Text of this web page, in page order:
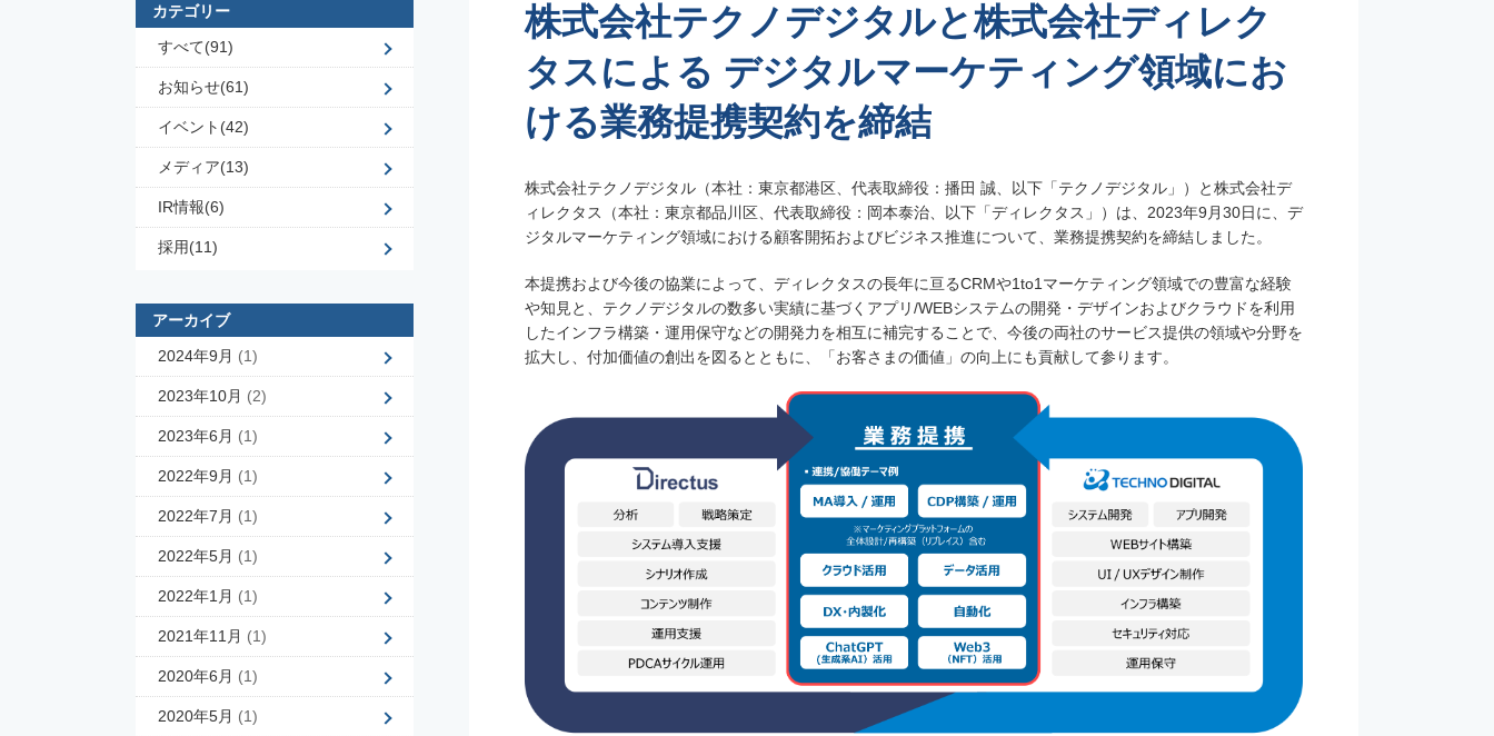
株式会社テクノデジタルと株式会社ディレク
タスによる デジタルマーケティング領域にお
ける業務提携契約を締結
株式会社テクノデジタル（本社：東京都港区、代表取締役：播田 誠、以下「テクノデジタル」）と株式会社デ
ィレクタス（本社：東京都品川区、代表取締役：岡本泰治、以下「ディレクタス」）は、2023年9月30日に、デ
ジタルマーケティング領域における顧客開拓およびビジネス推進について、業務提携契約を締結しました。
本提携および今後の協業によって、ディレクタスの長年に亘るCRMや1to1マーケティング領域での豊富な経験
や知見と、テクノデジタルの数多い実績に基づくアプリ/WEBシステムの開発・デザインおよびクラウドを利用
したインフラ構築・運用保守などの開発力を相互に補完することで、今後の両社のサービス提供の領域や分野を
拡大し、付加価値の創出を図るとともに、「お客さまの価値」の向上にも貢献して参ります。
カテゴリー
すべて(91)
お知らせ(61)
イベント(42)
メディア(13)
IR情報(6)
採用(11)
アーカイブ
2024年9月 (1)
2023年10月 (2)
2023年6月 (1)
2022年9月 (1)
2022年7月 (1)
2022年5月 (1)
2022年1月 (1)
2021年11月 (1)
2020年6月 (1)
2020年5月 (1)